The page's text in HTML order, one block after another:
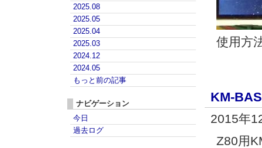
使用方
KM-
2015年
Z80用
2025.08
2025.05
2025.04
2025.03
2024.12
2024.05
もっと前の記事
ナビゲーション
今日
過去ログ